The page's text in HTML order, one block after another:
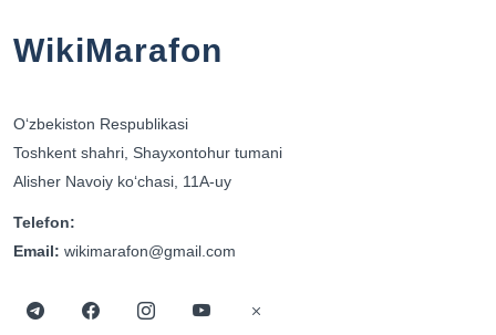
WikiMarafon
Oʻzbekiston Respublikasi
Toshkent shahri, Shayxontohur tumani
Alisher Navoiy koʻchasi, 11A-uy
Telefon:
Email: wikimarafon@gmail.com